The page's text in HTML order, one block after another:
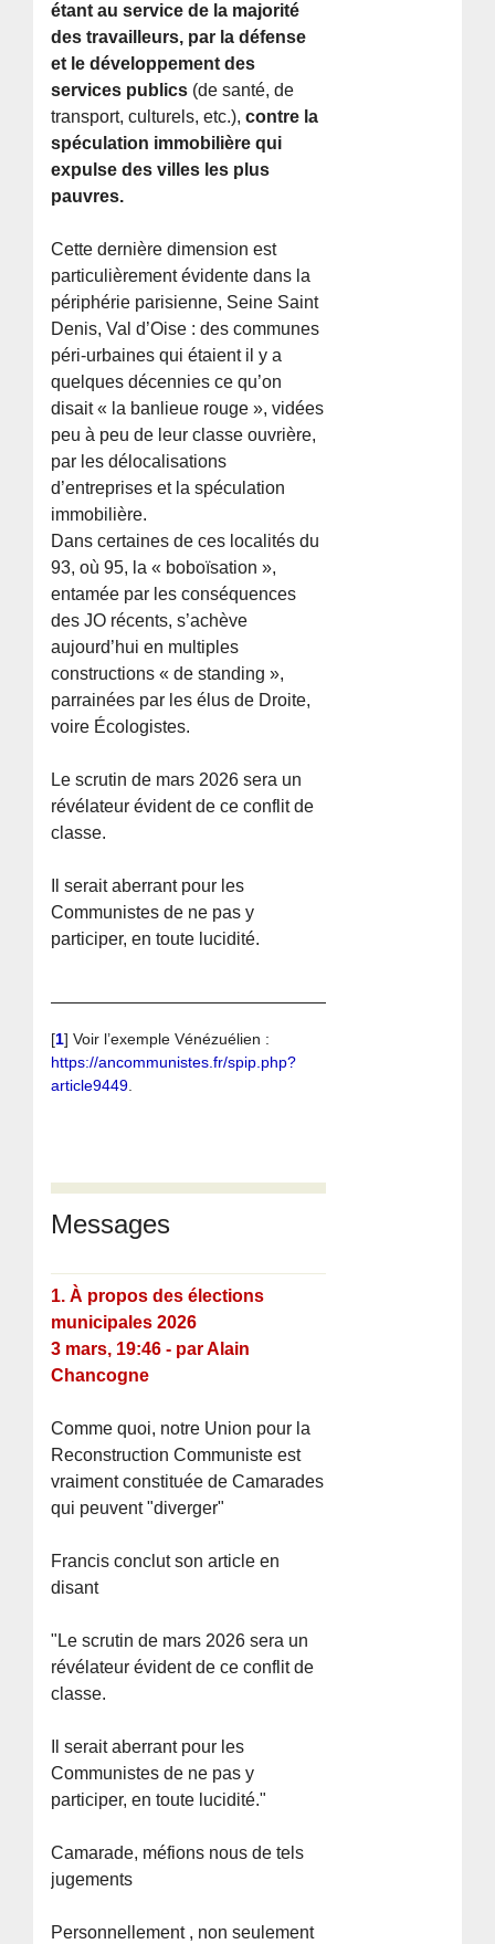
étant au service de la majorité
des travailleurs, par la défense
et le développement des
services publics (de santé, de
transport, culturels, etc.),contre la
spéculation immobilière qui
expulse des villes les plus
pauvres.
Cette dernière dimension est
particulièrement évidente dans la
périphérie parisienne, Seine Saint
Denis, Val d’Oise : des communes
péri-urbaines qui étaient il y a
quelques décennies ce qu’on
disait « la banlieue rouge », vidées
peu à peu de leur classe ouvrière,
par les délocalisations
d’entreprises et la spéculation
immobilière.
Dans certaines de ces localités du
93, où 95, la « boboïsation »,
entamée par les conséquences
des JO récents, s’achève
aujourd’hui en multiples
constructions « de standing »,
parrainées par les élus de Droite,
voire Écologistes.
Le scrutin de mars 2026 sera un
révélateur évident de ce conflit de
classe.
Il serait aberrant pour les
Communistes de ne pas y
participer, en toute lucidité.
[1]Voir l’exemple Vénézuélien :
https://ancommunistes.fr/spip.php?
article9449
Messages
1. À propos des élections
municipales 2026
3 mars, 19:46 - parAlain
Chancogne
Comme quoi, notre Union pour la
Reconstruction Communiste est
vraiment constituée de Camarades
qui peuvent "diverger"
Francis conclut son article en
disant
"Le scrutin de mars 2026 sera un
révélateur évident de ce conflit de
classe.
Il serait aberrant pour les
Communistes de ne pas y
participer, en toute lucidité."
Camarade, méfions nous de tels
jugements
Personnellement , non seulement